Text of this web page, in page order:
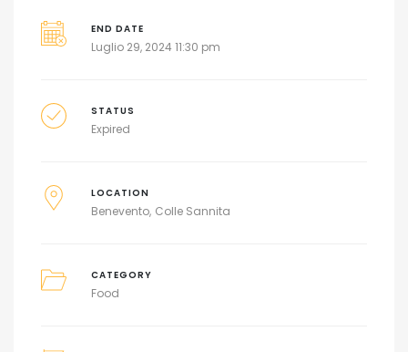
END DATE
Luglio 29, 2024 11:30 pm
STATUS
Expired
LOCATION
Benevento Colle Sannita
CATEGORY
Food